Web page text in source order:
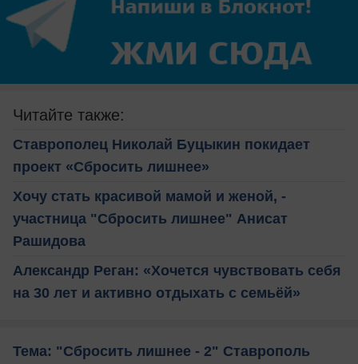
Читайте также:
Ставрополец Николай Буцыкин покидает
проект «Сбросить лишнее»
Хочу стать красивой мамой и женой, -
участница "Сбросить лишнее" Анисат
Рашидова
Александр Реган: «Хочется чувствовать себя
на 30 лет и активно отдыхать с семьёй»
Тема: "Сбросить лишнее - 2" Ставрополь